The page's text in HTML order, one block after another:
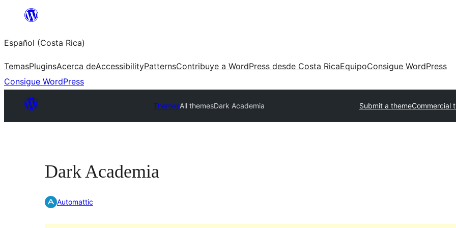
Saltar
contenido
Español (Costa Rica)
TemasPluginsAcerca deAccessibilityPatternsContribuye a WordPress desde Costa RicaEquipoConsigue WordPress
Consigue WordPress
ThemesAll themesDark Academia Submit a themeCommercial
Dark Academia
Automattic